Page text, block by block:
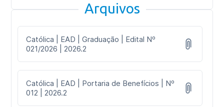
Arquivos
Católica | EAD | Graduação | Edital Nº
021/2026 | 2026.2
Católica | EAD | Portaria de Benefícios | Nº
012 | 2026.2